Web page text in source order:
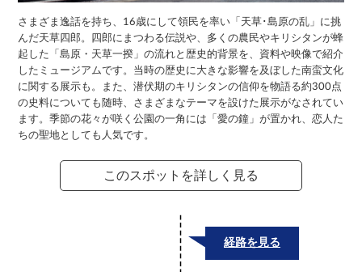
さまざま逸話を持ち、16歳にして領民を率い「天草･島原の乱」に挑
んだ天草四郎。四郎にまつわる伝説や、多くの農民やキリシタンが蜂
起した「島原・天草一揆」の流れと歴史的背景を、資料や映像で紹介
したミュージアムです。当時の歴史に大きな影響を及ぼした南蛮文化
に関する展示も。また、潜伏期のキリシタンの信仰を物語る約300点
の史料についても随時、さまざまなテーマを設けた展示がなされてい
ます。季節の花々が咲く公園の一角には「愛の鐘」が置かれ、恋人た
ちの聖地としても人気です。
このスポットを詳しく見る
経路を見る